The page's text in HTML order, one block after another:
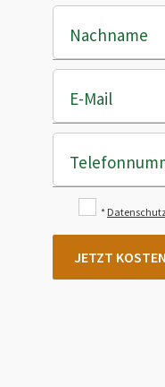
Nachname
E-Mail
*
JETZT